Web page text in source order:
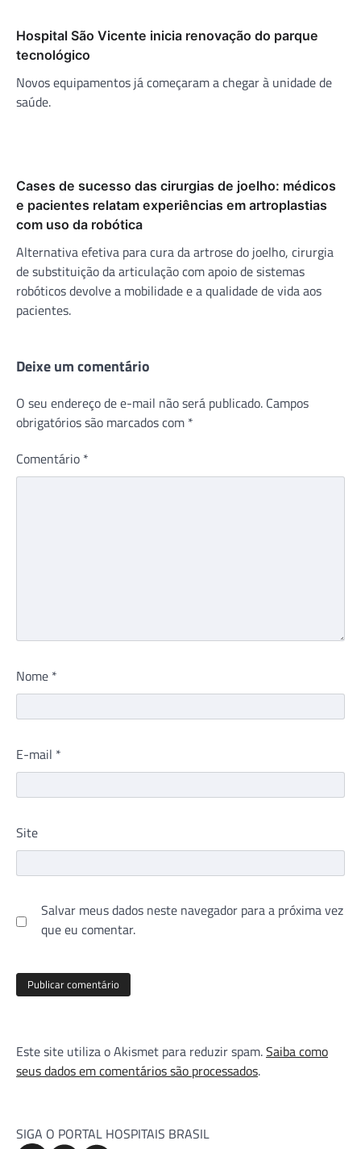
Hospital São Vicente inicia renovação do parque
tecnológico
Novos equipamentos já começaram a chegar à unidade de
saúde.
Cases de sucesso das cirurgias de joelho: médicos
e pacientes relatam experiências em artroplastias
com uso da robótica
Alternativa efetiva para cura da artrose do joelho, cirurgia
de substituição da articulação com apoio de sistemas
robóticos devolve a mobilidade e a qualidade de vida aos
pacientes.
Deixe um comentário
O seu endereço de e-mail não será publicado. Campos
obrigatórios são marcados com *
Comentário *
Nome *
E-mail *
Site
Salvar meus dados neste navegador para a próxima vez
que eu comentar.
Este site utiliza o Akismet para reduzir spam.Saiba como
seus dados em comentários são processados.
SIGA O PORTAL HOSPITAIS BRASIL